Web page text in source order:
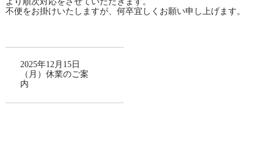
不便をお掛けいたしますが、何卒宜しくお願い申し上げます。
2025年12月15日
（月）休業のご案
内